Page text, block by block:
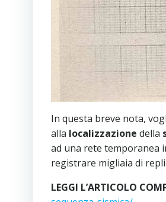
In questa breve nota,
alla localizzazione della
ad una rete temporanea
registrare migliaia di
LEGGI L’ARTICOLO